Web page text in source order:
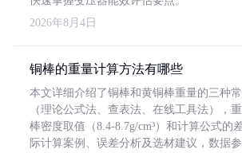
2026年8月4日
铜棒的重量计算方法有哪些
本文详细介绍了铜棒和黄铜棒重量的三种
（理论公式法、查表法、在线工具法），
棒密度取值（8.4-8.7g/cm³）和计算公式的
际计算案例、误差分析及选材建议，数据